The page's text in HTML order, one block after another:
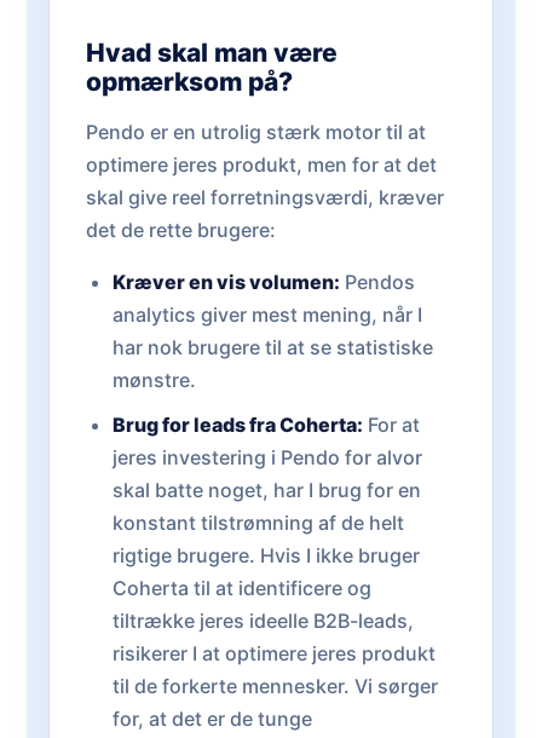
Hvad skal man være
opmærksom på?
Pendo er en utrolig stærk motor til at
optimere jeres produkt, men for at det
skal give reel forretningsværdi, kræver
det de rette brugere:
Kræver en vis volumen: Pendos
analytics giver mest mening, når I
har nok brugere til at se statistiske
mønstre.
Brug for leads fra Coherta: For at
jeres investering i Pendo for alvor
skal batte noget, har I brug for en
konstant tilstrømning af de helt
rigtige brugere. Hvis I ikke bruger
Coherta til at identificere og
tiltrække jeres ideelle B2B-leads,
risikerer I at optimere jeres produkt
til de forkerte mennesker. Vi sørger
for, at det er de tunge